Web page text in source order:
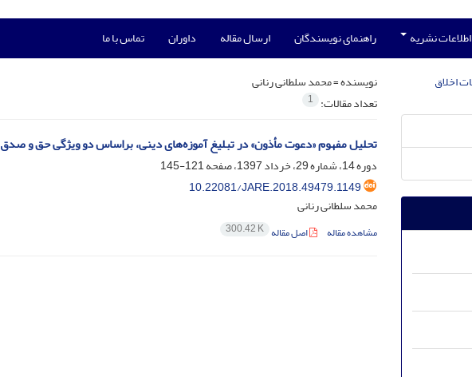
اطلاعات نشریه راهنمای نویسندگان ارسال مقاله داوران تماس با ما
نویسنده =محمد سلطانی رنانی
تعداد مقالات: 1
تحلیل مفهوم «دعوت مأذون» در تبلیغ آموزه‌های دینی، براساس دو ویژگی حق و صدق
دوره 14، شماره 29، خرداد 1397، صفحه
121-145
10.22081/JARE.2018.49479.1149
محمد سلطانی رنانی
مشاهده مقاله اصل مقاله 300.42 K